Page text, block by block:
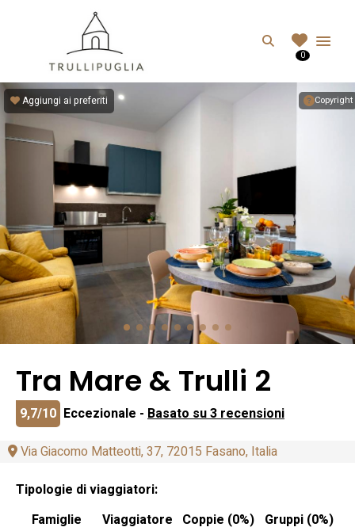
Search
0
Copyright
Aggiungi ai preferiti
Tra Mare & Trulli 2
9,7/10 Eccezionale - Basato su 3 recensioni
Via Giacomo Matteotti, 37, 72015 Fasano, Italia
Tipologie di viaggiatori:
Famiglie
Viaggiatore Coppie (0%) Gruppi (0%)